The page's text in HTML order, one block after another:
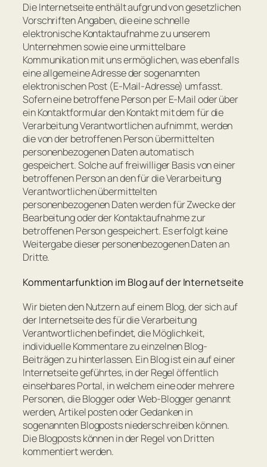
Die Internetseite enthält aufgrund von gesetzlichen
Vorschriften Angaben, die eine schnelle
elektronische Kontaktaufnahme zu unserem
Unternehmen sowie eine unmittelbare
Kommunikation mit uns ermöglichen, was ebenfalls
eine allgemeine Adresse der sogenannten
elektronischen Post (E-Mail-Adresse) umfasst.
Sofern eine betroffene Person per E-Mail oder über
ein Kontaktformular den Kontakt mit dem für die
Verarbeitung Verantwortlichen aufnimmt, werden
die von der betroffenen Person übermittelten
personenbezogenen Daten automatisch
gespeichert. Solche auf freiwilliger Basis von einer
betroffenen Person an den für die Verarbeitung
Verantwortlichen übermittelten
personenbezogenen Daten werden für Zwecke der
Bearbeitung oder der Kontaktaufnahme zur
betroffenen Person gespeichert. Es erfolgt keine
Weitergabe dieser personenbezogenen Daten an
Dritte.
Kommentarfunktion im Blog auf der Internetseite
Wir bieten den Nutzern auf einem Blog, der sich auf
der Internetseite des für die Verarbeitung
Verantwortlichen befindet, die Möglichkeit,
individuelle Kommentare zu einzelnen Blog-
Beiträgen zu hinterlassen. Ein Blog ist ein auf einer
Internetseite geführtes, in der Regel öffentlich
einsehbares Portal, in welchem eine oder mehrere
Personen, die Blogger oder Web-Blogger genannt
werden, Artikel posten oder Gedanken in
sogenannten Blogposts niederschreiben können.
Die Blogposts können in der Regel von Dritten
kommentiert werden.